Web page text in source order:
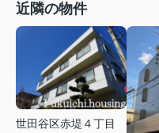
近隣の物件
世田谷区赤堤４丁目